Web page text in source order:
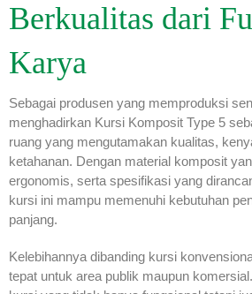
Berkualitas dari
Karya
Sebagai produsen yang memproduksi
menghadirkan Kursi Komposit Type 5
ruang yang mengutamakan kualitas,
ketahanan. Dengan material komposit
ergonomis, serta spesifikasi yang
kursi ini mampu memenuhi kebutuhan
panjang.
Kelebihannya dibanding kursi
tepat untuk area publik maupun